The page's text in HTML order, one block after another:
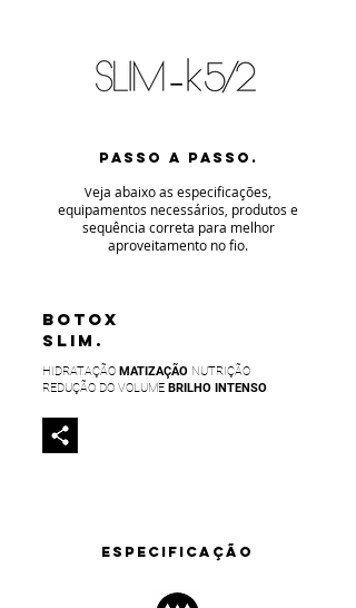
PASSO A PASSO.
Veja abaixo as especificações,
equipamentos necessários, produtos e
sequência correta para melhor
aproveitamento no fio.
BOTOX
SLIM.
HIDRATAÇÃO MATIZAÇÃO NUTRIÇÃO
REDUÇÃO DO VOLUME BRILHO INTENSO
ESPECIFICAÇÃO